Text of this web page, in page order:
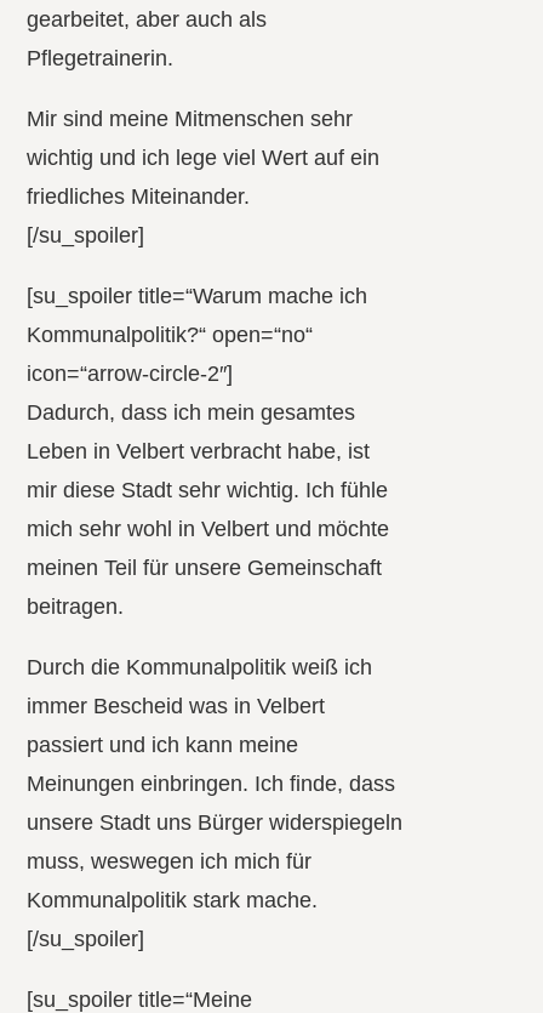
gearbeitet, aber auch als
Pflegetrainerin.
Mir sind meine Mitmenschen sehr
wichtig und ich lege viel Wert auf ein
friedliches Miteinander.
[/su_spoiler]
[su_spoiler title=“Warum mache ich
Kommunalpolitik?“ open=“no“
icon=“arrow-circle-2″]
Dadurch, dass ich mein gesamtes
Leben in Velbert verbracht habe, ist
mir diese Stadt sehr wichtig. Ich fühle
mich sehr wohl in Velbert und möchte
meinen Teil für unsere Gemeinschaft
beitragen.
Durch die Kommunalpolitik weiß ich
immer Bescheid was in Velbert
passiert und ich kann meine
Meinungen einbringen. Ich finde, dass
unsere Stadt uns Bürger widerspiegeln
muss, weswegen ich mich für
Kommunalpolitik stark mache.
[/su_spoiler]
[su_spoiler title=“Meine